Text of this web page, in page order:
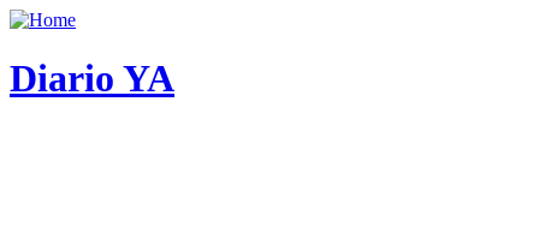
Diario YA